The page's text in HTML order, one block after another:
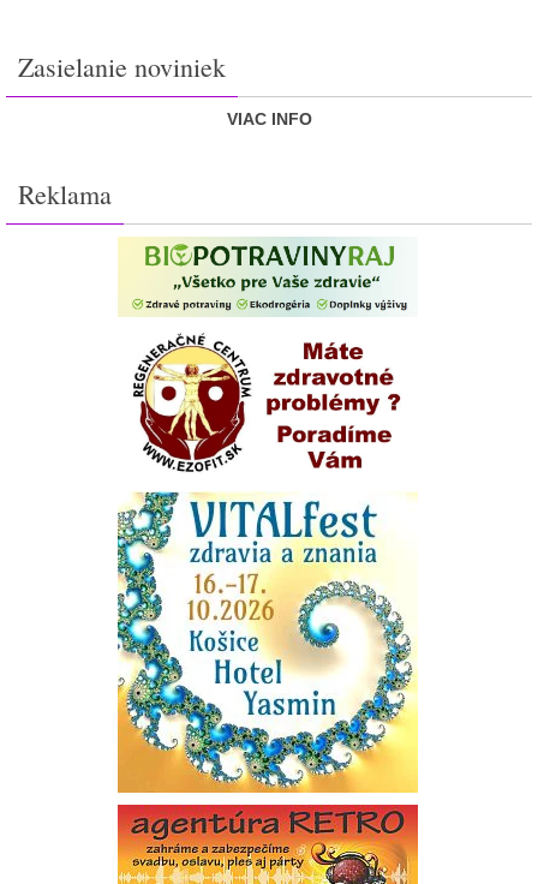
Zasielanie noviniek
VIAC INFO
Reklama